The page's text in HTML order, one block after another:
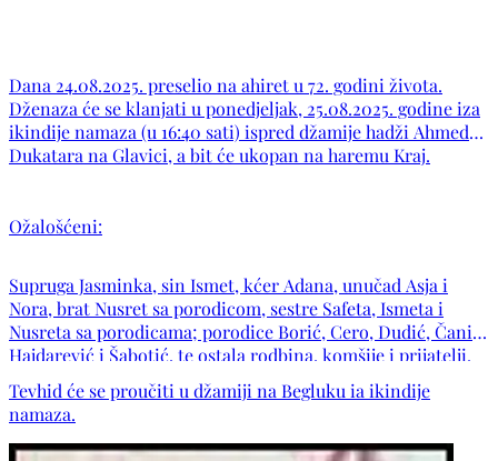
Dana 24.08.2025. preselio na ahiret u 72. godini života.
Dženaza će se klanjati u ponedjeljak, 25.08.2025. godine iza
ikindije namaza (u 16:40 sati) ispred džamije hadži Ahmeda
Dukatara na Glavici, a bit će ukopan na haremu Kraj.
Ožalošćeni:
Supruga Jasminka, sin Ismet, kćer Adana, unučad Asja i
Nora, brat Nusret sa porodicom, sestre Safeta, Ismeta i
Nusreta sa porodicama; porodice Borić, Cero, Dudić, Čanić,
Hajdarević i Šabotić, te ostala rodbina, komšije i prijatelji.
Tevhid će se proučiti u džamiji na Begluku ia ikindije
namaza.